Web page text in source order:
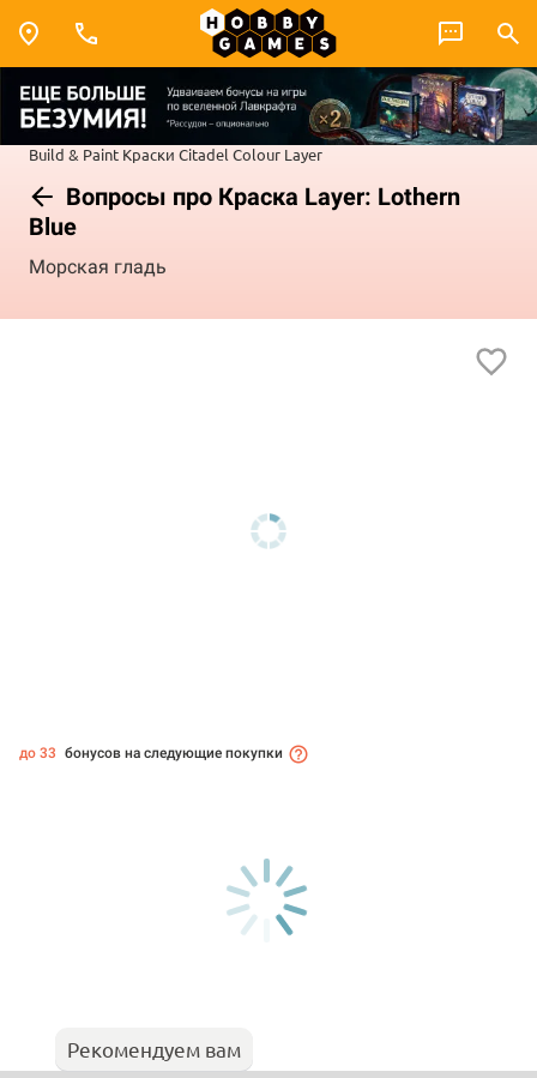
Build & Paint Краски Citadel Colour Layer
Вопросы про Краска Layer: Lothern
Blue
Морская гладь
до 33 бонусов на следующие покупки
Рекомендуем вам